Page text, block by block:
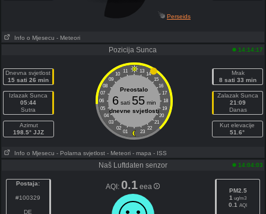
Perseids
Info o Mjesecu - Meteori
Pozicija Sunca 14:14:17
Dnevna svjetlost
15 sati 26 min
Izlazak Sunca
05:44
Sutra
Azimut
198.5° JJZ
11 13
10
14
09
15
08
16
07
17
06
18
05
19
04
20
03
21
02
22
01 23
Preostalo
6sati 55min
dnevne svjetlosti
Mrak
8 sati 33 min
Zalazak Sunca
21:09
Danas
Kut elevacije
51.6°
Info o Mjesecu - Polarna svjetlost - Meteori - mapa - ISS
Naš Luftdaten senzor 14:04:03
Postaja:
#100329
DE
AQI:0.1 eea
PM2.5
1 ug/m3
0.1 AQI